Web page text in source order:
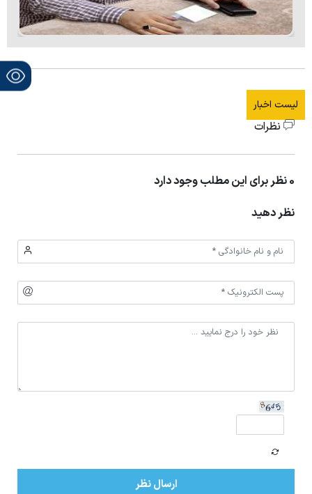
لیست اخبار
نظرات
0 نظر برای این مطلب وجود دارد
نظر دهید
ارسال نظر